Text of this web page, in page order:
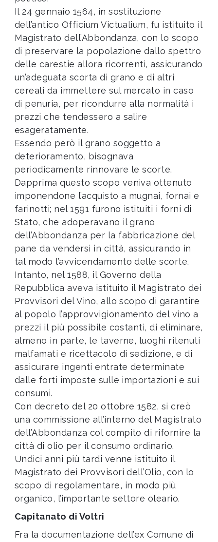
Il 24 gennaio 1564, in sostituzione
dell’antico Officium Victualium, fu istituito il
Magistrato dell’Abbondanza, con lo scopo
di preservare la popolazione dallo spettro
delle carestie allora ricorrenti, assicurando
un’adeguata scorta di grano e di altri
cereali da immettere sul mercato in caso
di penuria, per ricondurre alla normalità i
prezzi che tendessero a salire
esageratamente.
Essendo però il grano soggetto a
deterioramento, bisognava
periodicamente rinnovare le scorte.
Dapprima questo scopo veniva ottenuto
imponendone l’acquisto a mugnai, fornai e
farinotti; nel 1591 furono istituiti i forni di
Stato, che adoperavano il grano
dell’Abbondanza per la fabbricazione del
pane da vendersi in città, assicurando in
tal modo l’avvicendamento delle scorte.
Intanto, nel 1588, il Governo della
Repubblica aveva istituito il Magistrato dei
Provvisori del Vino, allo scopo di garantire
al popolo l’approvvigionamento del vino a
prezzi il più possibile costanti, di eliminare,
almeno in parte, le taverne, luoghi ritenuti
malfamati e ricettacolo di sedizione, e di
assicurare ingenti entrate determinate
dalle forti imposte sulle importazioni e sui
consumi.
Con decreto del 20 ottobre 1582, si creò
una commissione all’interno del Magistrato
dell’Abbondanza col compito di rifornire la
città di olio per il consumo ordinario.
Undici anni più tardi venne istituito il
Magistrato dei Provvisori dell’Olio, con lo
scopo di regolamentare, in modo più
organico, l’importante settore oleario.
Capitanato di Voltri
Fra la documentazione dell’ex Comune di